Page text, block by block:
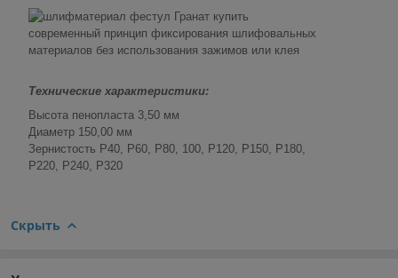
современный принцип фиксирования шлифовальных
материалов без использования зажимов или клея
Teхнические характеристики:
Высота пенопласта 3,50 мм
Диаметр 150,00 мм
Зернистость P40, P60, P80, 100, P120, P150, P180,
P220, P240, P320
Скрыть